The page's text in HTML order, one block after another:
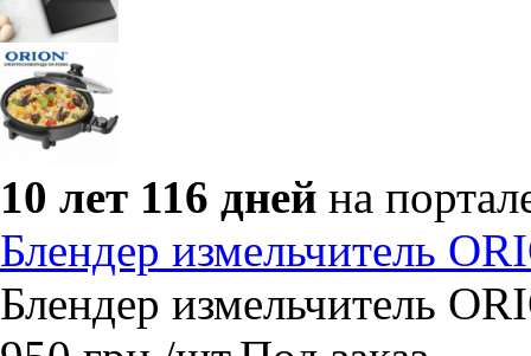
10 лет 116 дней на
Блендер измельчитель
Блендер измельчитель